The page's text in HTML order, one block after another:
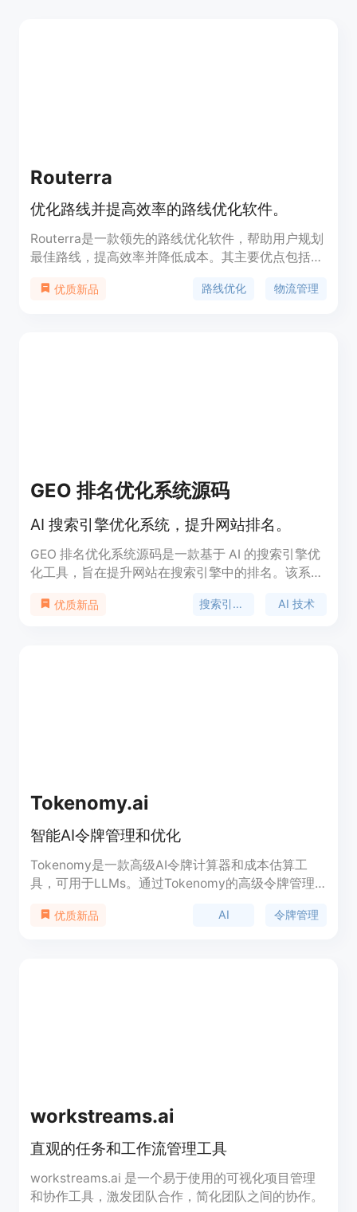
Routerra
优化路线并提高效率的路线优化软件。
Routerra是一款领先的路线优化软件，帮助用户规划
最佳路线，提高效率并降低成本。其主要优点包括快
化等。优质新品 路线优化 物流管理
GEO 排名优化系统源码
AI 搜索引擎优化系统，提升网站排名。
GEO 排名优化系统源码是一款基于 AI 的搜索引擎优
化工具，旨在提升网站在搜索引擎中的排名。该系统
为企业提供灵活的营销服务。适合希望通过优化提高
优质新品 搜索引擎优化 AI 技术
Tokenomy.ai
智能AI令牌管理和优化
Tokenomy是一款高级AI令牌计算器和成本估算工
具，可用于LLMs。通过Tokenomy的高级令牌管理
OpenAI、Anthropic等LLM API的成本。
优质新品 AI 令牌管理
workstreams.ai
直观的任务和工作流管理工具
workstreams.ai 是一个易于使用的可视化项目管理
和协作工具，激发团队合作，简化团队之间的协作。